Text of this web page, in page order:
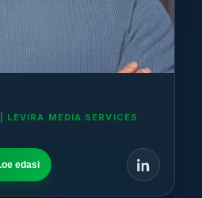
LEVIRA MEDIA SERVICES
edasi